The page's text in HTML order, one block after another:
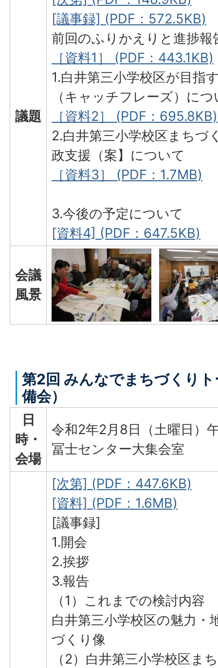
議題
[議事録] (PDF：572.5KB)
前回のふりかえりと進捗報
［資料1］ (PDF：443.1KB)
1.白井第三小学校区が目指
（キャッチフレーズ）に
［資料2］ (PDF：695.8KB)
2.白井第三小学校区まちづ
政支援（案】について
［資料3］ (PDF：1.7MB)
3.今後の予定について
[資料4] (PDF：647.5KB)
会議
風景
第2回 みんなでまちづくり
備会）
日
時・
会場
令和2年2月8日（土曜日）
冨士センター大集会室
[次第] (PDF：447.6KB)
[資料] (PDF：1.6MB)
[議事録]
1.開会
2.挨拶
3.報告
（1）これまでの検討内容
白井第三小学校区の魅力・
づくり像
（2）白井第三小学校区ま